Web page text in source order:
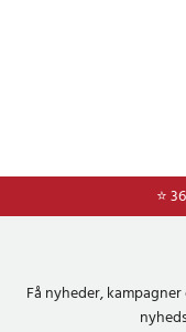
⭐
Få nyheder,